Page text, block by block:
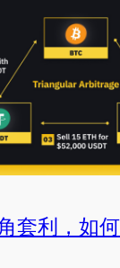
套利，如